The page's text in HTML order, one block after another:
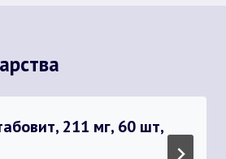
211 мг, 60 шт,